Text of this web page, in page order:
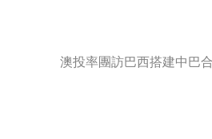
澳投率團訪巴西搭建中巴